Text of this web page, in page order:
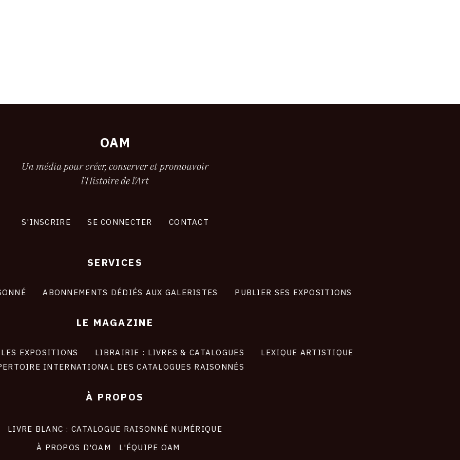
OAM
Un média pour créer, conserver et promouvoir
l'Histoire de l'Art
S'INSCRIRE SE CONNECTER CONTACT
SERVICES
ABONNEMENTS DÉDIÉS AUX GALERISTES PUBLIER SES EXPOSITIONS
LE MAGAZINE
LES EXPOSITIONS LIBRAIRIE : LIVRES & CATALOGUES
LEXIQUE ARTISTIQUE
INTERNATIONAL DES CATALOGUES RAISONNÉS
À PROPOS
LIVRE BLANC : CATALOGUE RAISONNÉ NUMÉRIQUE
À PROPOS D'OAM
L'ÉQUIPE OAM